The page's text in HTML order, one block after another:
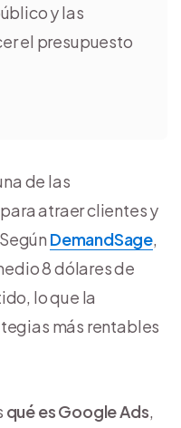
y las
el presupuesto
de las
atraer clientes y
DemandSage,
8 dólares de
lo que la
más rentables
qué es Google Ads,